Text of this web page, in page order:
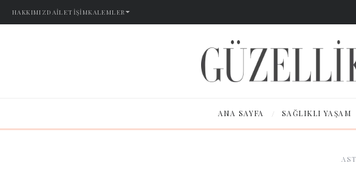
HAKKIMIZDAİLETIŞIMKALEMLER
ANA SAYFA / SAĞLIKLI YAŞAM